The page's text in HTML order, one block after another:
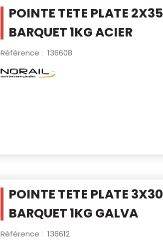
POINTE TETE PLATE 2X35
BARQUET 1KGACIER
Référence : 136608
POINTE TETE PLATE 3X30
BARQUET 1KG GALVA
Référence : 136612